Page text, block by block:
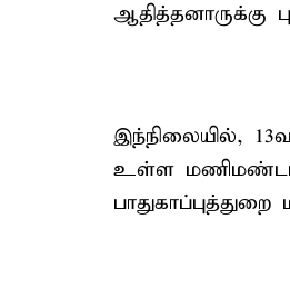
ஆதித்தனாருக்கு
இந்நிலையில்,
உள்ள